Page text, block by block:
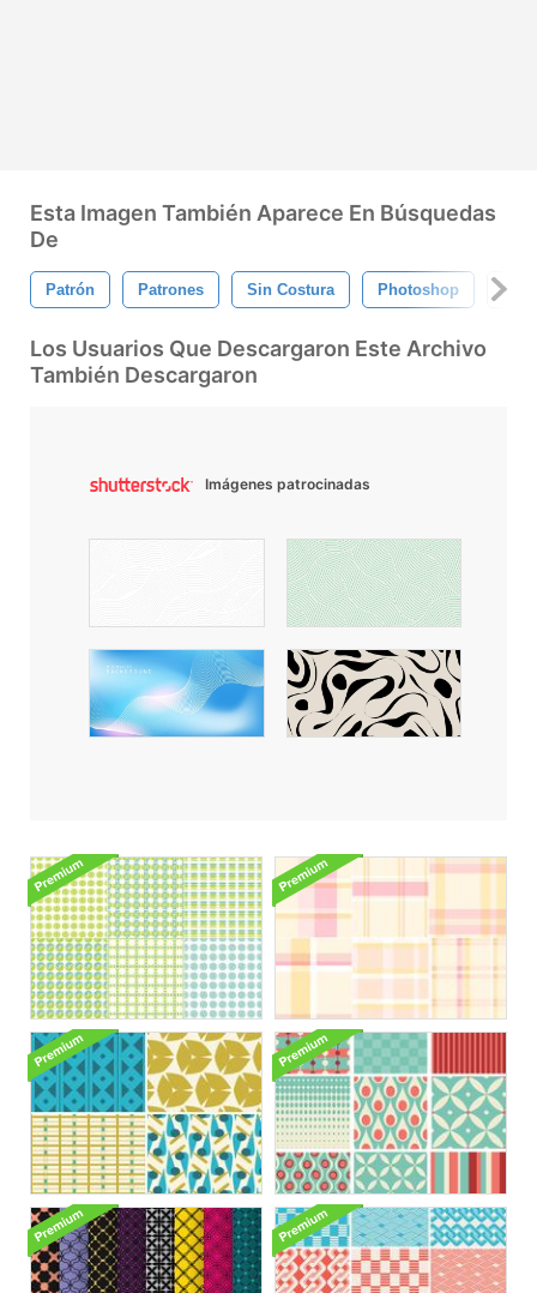
Esta Imagen También Aparece En Búsquedas
De
Patrón Patrones Sin Costura Photoshop
Los Usuarios Que Descargaron Este Archivo
También Descargaron
Imágenes patrocinadas